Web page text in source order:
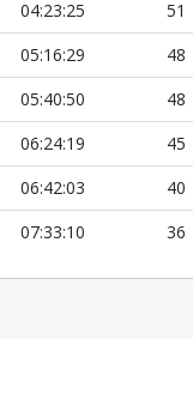
04:23:25 51
05:16:29 48
05:40:50 48
06:24:19 45
06:42:03 40
07:33:10 36